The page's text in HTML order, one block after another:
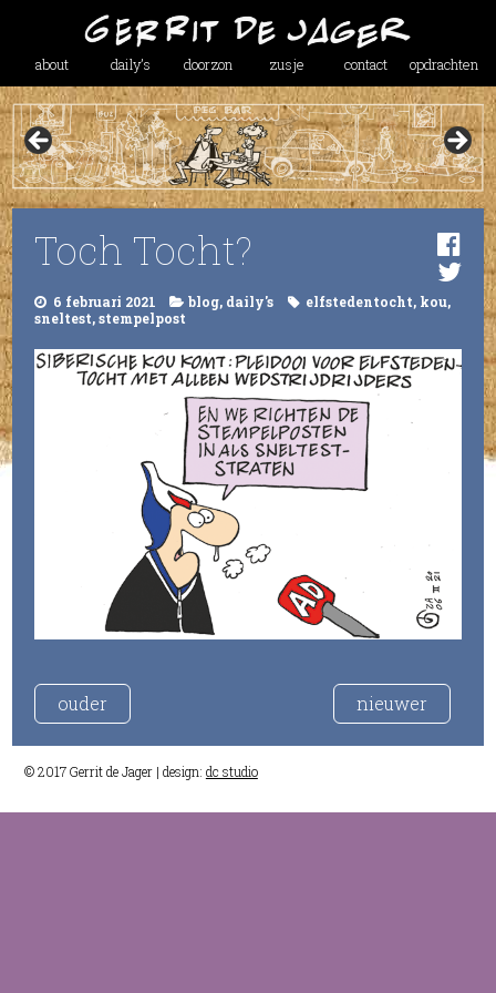
about daily’s doorzon zusje contact opdrachten
Toch Tocht?
6 februari 2021 blog, daily's elfstedentocht, kou,
sneltest,stempelpost
ouder nieuwer
© 2017 Gerrit de Jager | design: dc studio